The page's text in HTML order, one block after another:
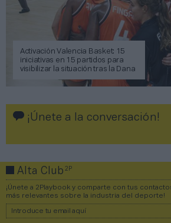
Activación Valencia Basket: 15
iniciativas en 15 partidos para
visibilizar la situación tras la Dana
¡Únete a la conversación!
Alta Club2P
¡Únete a 2Playbook y comparte con tus
más relevantes sobre la industria del deporte!